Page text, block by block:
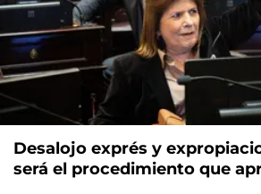
Desalojo exprés y
será el procedimiento que